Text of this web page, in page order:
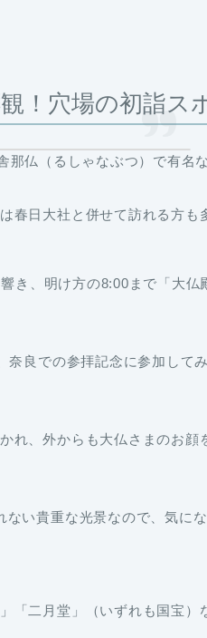
！穴場の初詣ス
那仏（るしゃなぶつ）で有名
春日大社と併せて訪れる方も